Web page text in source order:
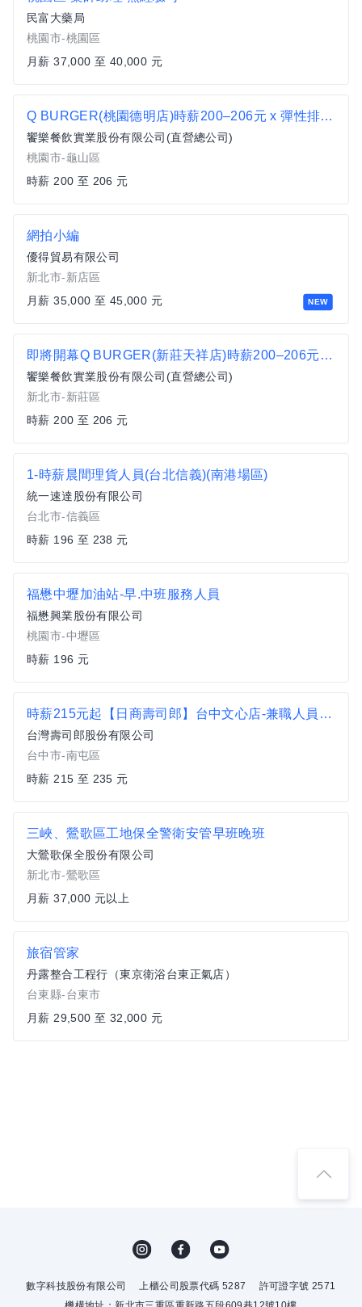
民富大藥局
桃園市-桃園區
月薪 37,000 至 40,000 元
Q BURGER(桃園德明店)時薪200–206元 x 彈性排班 x 雙週發薪快又讚
饗樂餐飲實業股份有限公司(直營總公司)
桃園市-龜山區
時薪 200 至 206 元
NEW
網拍小編
優得貿易有限公司
新北市-新店區
月薪 35,000 至 45,000 元
即將開幕Q BURGER(新莊天祥店)時薪200–206元 x 彈性排班 x 雙週發薪快又讚
饗樂餐飲實業股份有限公司(直營總公司)
新北市-新莊區
時薪 200 至 206 元
1-時薪晨間理貨人員(台北信義)(南港場區)
統一速達股份有限公司
台北市-信義區
時薪 196 至 238 元
福懋中壢加油站-早.中班服務人員
福懋興業股份有限公司
桃園市-中壢區
時薪 196 元
時薪215元起【日商壽司郎】台中文心店-兼職人員/歡迎二度就業/學生實習
台灣壽司郎股份有限公司
台中市-南屯區
時薪 215 至 235 元
三峽、鶯歌區工地保全警衛安管早班晚班
大鶯歌保全股份有限公司
新北市-鶯歌區
月薪 37,000 元以上
旅宿管家
丹露整合工程行（東京衛浴台東正氣店）
台東縣-台東市
月薪 29,500 至 32,000 元
數字科技股份有限公司 上櫃公司股票代碼 5287
許可證字號 2571